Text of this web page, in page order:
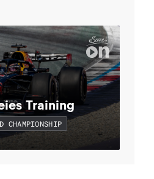
Training
CHAMPIONSHIP